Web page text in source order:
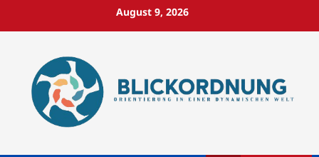
August 9, 2026